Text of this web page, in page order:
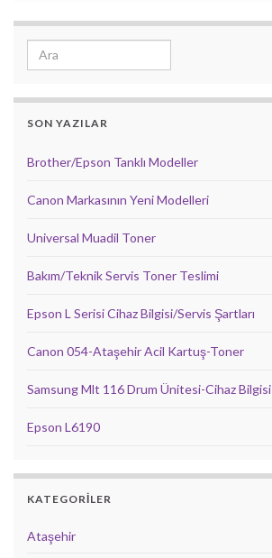
Search for:
SON YAZILAR
Brother/Epson Tanklı Modeller
Canon Markasının Yeni Modelleri
Universal Muadil Toner
Bakım/Teknik Servis Toner Teslimi
Epson L Serisi Cihaz Bilgisi/Servis Şartları
Canon 054-Ataşehir Acil Kartuş-Toner
Samsung Mlt 116 Drum Ünitesi-Cihaz Bilgisi
Epson L6190
KATEGORILER
Ataşehir